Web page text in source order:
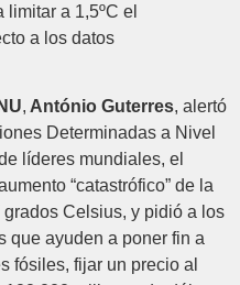
a 1,5ºC el
a los datos
, António Guterres, alertó
Determinadas a Nivel
líderes mundiales, el
“catastrófico” de la
Celsius, y pidió a los
que ayuden a poner fin a
fósiles, fijar un precio al